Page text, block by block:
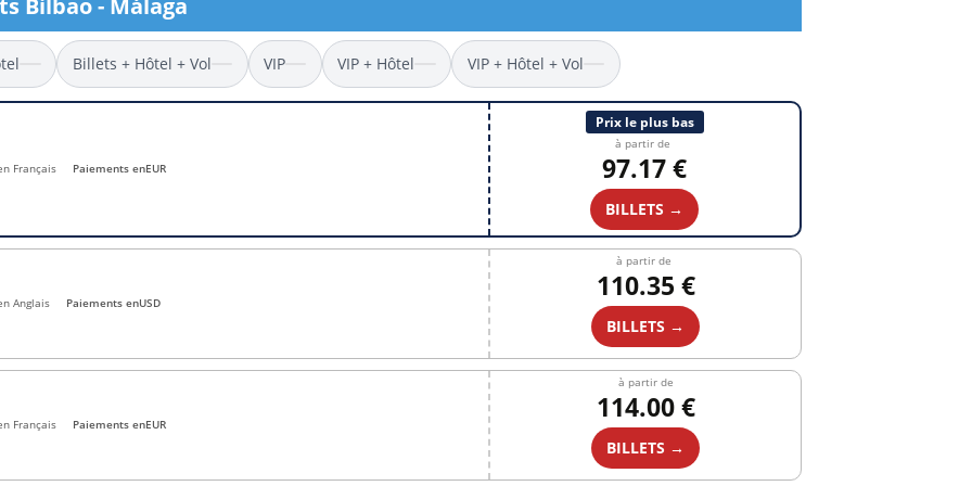
Billets Coupe d’Asie 2027
Billets Euro 2028
Billets Copa América
Billets + Hôtel + Vol VIP VIP + Hôtel VIP + Hôtel + Vol
Français Paiements enEUR
Prix le plus bas
à partir de
97.17 €
BILLETS →
Anglais Paiements enUSD
à partir de
110.35 €
BILLETS →
Français Paiements enEUR
à partir de
114.00 €
BILLETS →